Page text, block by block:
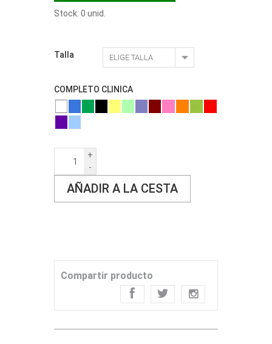
Stock: 0 unid.
Talla
COMPLETO CLINICA
+
-
AÑADIR A LA CESTA
Compartir producto